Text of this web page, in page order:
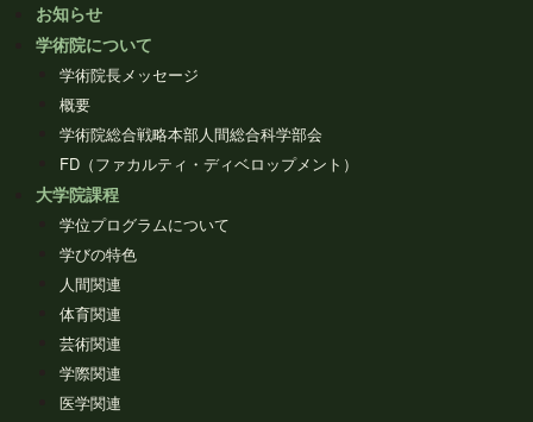
お知らせ
学術院について
学術院長メッセージ
概要
学術院総合戦略本部人間総合科学部会
FD（ファカルティ・ディベロップメント）
大学院課程
学位プログラムについて
学びの特色
人間関連
体育関連
芸術関連
学際関連
医学関連